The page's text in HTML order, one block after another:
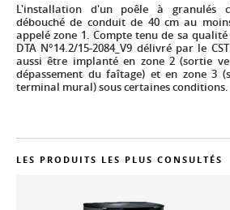
L'installation d'un poêle à granulés
débouché de conduit de 40 cm au
appelé zone 1. Compte tenu de sa
DTA N°14.2/15-2084_V9 délivré par le
aussi être implanté en zone 2 (sortie
dépassement du faîtage) et en zone 3
terminal mural) sous certaines conditions.
LES PRODUITS LES PLUS CONSULTÉS